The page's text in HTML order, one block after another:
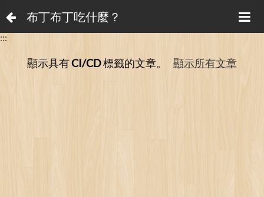
布丁布丁吃什麼？
:::
顯示具有CI/CD標籤的文章。 顯示所有文章